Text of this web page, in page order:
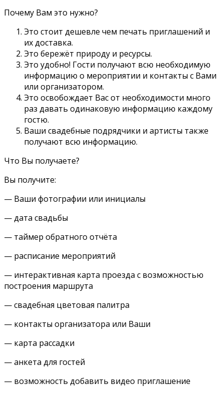
Почему Вам это нужно?
Это стоит дешевле чем печать приглашений и
их доставка.
Это бережёт природу и ресурсы.
Это удобно! Гости получают всю необходимую
информацию о мероприятии и контакты с Вами
или организатором.
Это освобождает Вас от необходимости много
раз давать одинаковую информацию каждому
гостю.
Ваши свадебные подрядчики и артисты также
получают всю информацию.
Что Вы получаете?
Вы получите:
— Ваши фотографии или инициалы
— дата свадьбы
— таймер обратного отчёта
— расписание мероприятий
— интерактивная карта проезда с возможностью
построения маршрута
— свадебная цветовая палитра
— контакты организатора или Ваши
— карта рассадки
— анкета для гостей
— возможность добавить видео приглашение